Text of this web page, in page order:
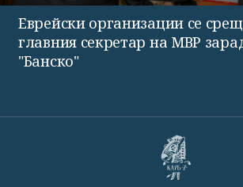
Еврейски организации се
главния секретар на МВР
"Банско"